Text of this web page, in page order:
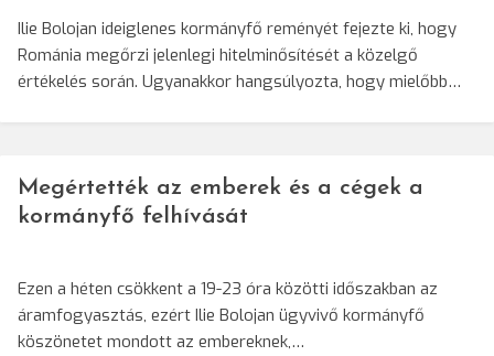
Ilie Bolojan ideiglenes kormányfő reményét fejezte ki, hogy
Románia megőrzi jelenlegi hitelminősítését a közelgő
értékelés során. Ugyanakkor hangsúlyozta, hogy mielőbb…
Megértették az emberek és a cégek a
kormányfő felhívását
Ezen a héten csökkent a 19-23 óra közötti időszakban az
áramfogyasztás, ezért Ilie Bolojan ügyvivő kormányfő
köszönetet mondott az embereknek,…